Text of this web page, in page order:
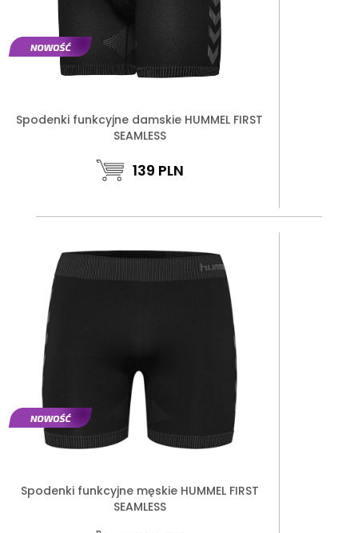
Spodenki funkcyjne damskie HUMMEL FIRST
SEAMLESS
139 PLN
Spodenki funkcyjne męskie HUMMEL FIRST
SEAMLESS